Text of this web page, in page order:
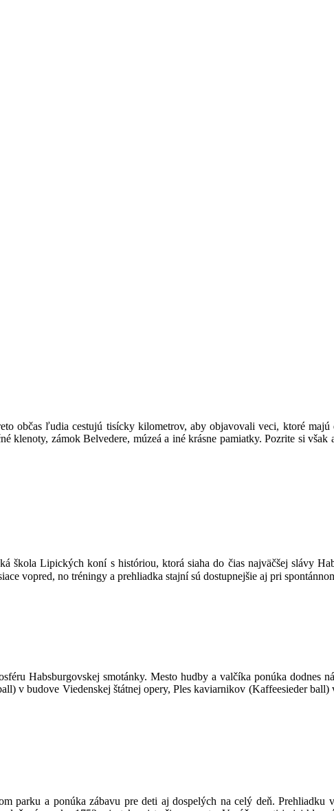
občas ľudia cestujú tisícky kilometrov, aby objavovali veci, ktoré
klenoty, zámok Belvedere, múzeá a iné krásne pamiatky. Pozrite si
škola Lipických koní s históriou, ktorá siaha do čias najväčšej slávy
vopred, no tréningy a prehliadka stajní sú dostupnejšie aj pri
Habsburgovskej smotánky. Mesto hudby a valčíka ponúka dodnes
v budove Viedenskej štátnej opery, Ples kaviarnikov (Kaffeesieder
parku a ponúka zábavu pre deti aj dospelých na celý deň.